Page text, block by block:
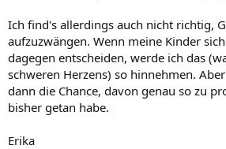
Ich find's allerdings auch nicht richtig,
aufzuzwängen. Wenn meine Kinder
dagegen entscheiden, werde ich das
schweren Herzens) so hinnehmen.
dann die Chance, davon genau so zu
bisher getan habe.
Erika